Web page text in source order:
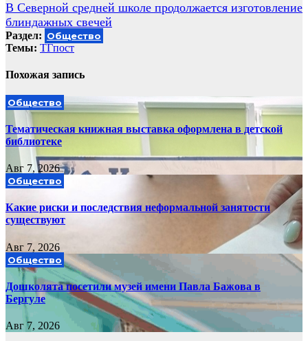
записям
В Северной средней школе продолжается изготовление
блиндажных свечей
Раздел: Общество
Темы: ТГпост
Похожая запись
Общество
Тематическая книжная выставка оформлена в детской
библиотеке
Авг 7, 2026
Общество
Какие риски и последствия неформальной занятости
существуют
Авг 7, 2026
Общество
Дошколята посетили музей имени Павла Бажова в
Бергуле
Авг 7, 2026